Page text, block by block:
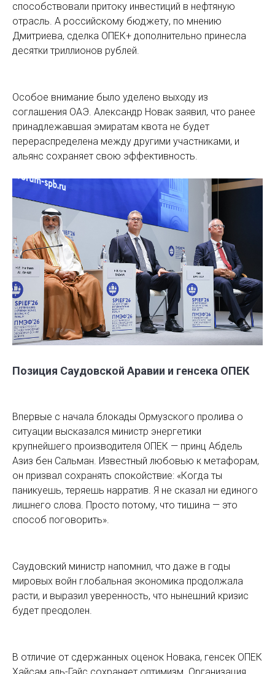
способствовали притоку инвестиций в нефтяную
отрасль. А российскому бюджету, по мнению
Дмитриева, сделка ОПЕК+ дополнительно принесла
десятки триллионов рублей.
Особое внимание было уделено выходу из
соглашения ОАЭ. Александр Новак заявил, что ранее
принадлежавшая эмиратам квота не будет
перераспределена между другими участниками, и
альянс сохраняет свою эффективность.
Позиция Саудовской Аравии и генсека ОПЕК
Впервые с начала блокады Ормузского пролива о
ситуации высказался министр энергетики
крупнейшего производителя ОПЕК — принц Абдель
Азиз бен Сальман. Известный любовью к метафорам,
он призвал сохранять спокойствие: «Когда ты
паникуешь, теряешь нарратив. Я не сказал ни единого
лишнего слова. Просто потому, что тишина — это
способ поговорить».
Саудовский министр напомнил, что даже в годы
мировых войн глобальная экономика продолжала
расти, и выразил уверенность, что нынешний кризис
будет преодолен.
В отличие от сдержанных оценок Новака, генсек ОПЕК